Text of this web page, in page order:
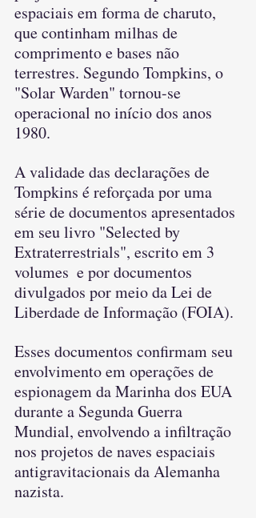
espaciais em forma de charuto,
que continham milhas de
comprimento e bases não
terrestres. Segundo Tompkins, o
"Solar Warden" tornou-se
operacional no início dos anos
1980.
A validade das declarações de
Tompkins é reforçada por uma
série de documentos apresentados
em seu livro "Selected by
Extraterrestrials", escrito em 3
volumes  e por documentos
divulgados por meio da Lei de
Liberdade de Informação (FOIA).
Esses documentos confirmam seu
envolvimento em operações de
espionagem da Marinha dos EUA
durante a Segunda Guerra
Mundial, envolvendo a infiltração
nos projetos de naves espaciais
antigravitacionais da Alemanha
nazista.